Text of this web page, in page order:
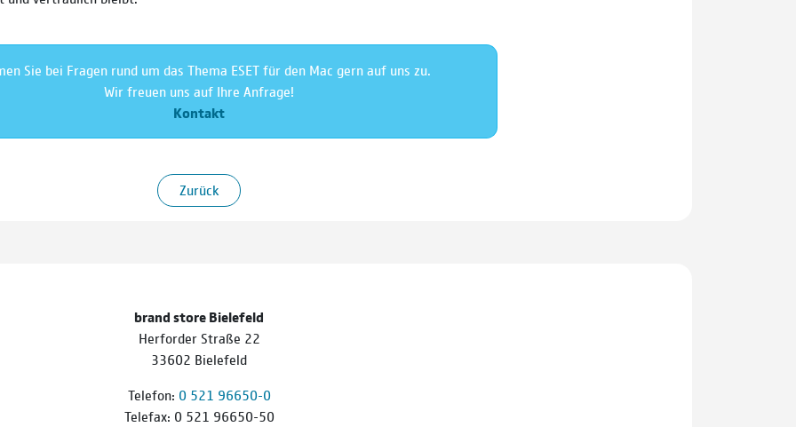
Sie bei Fragen rund um das Thema ESET für den Mac gern auf uns zu.
Wir freuen uns auf Ihre Anfrage!
Kontakt
Zurück
brand store Bielefeld
Herforder Straße 22
33602 Bielefeld
Telefon: 0 521 96650-0
Telefax: 0 521 96650-50